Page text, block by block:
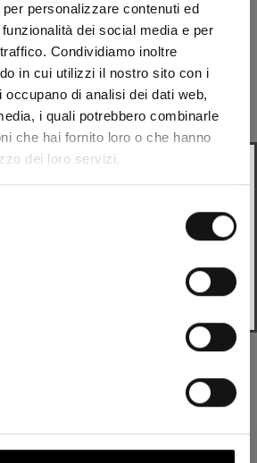
personalizzare contenuti ed
dei social media e per
Condividiamo inoltre
in cui utilizzi il nostro sito con i
di analisi dei dati web,
i quali potrebbero combinarle
che hai fornito loro o che hanno
dei loro servizi.
toi